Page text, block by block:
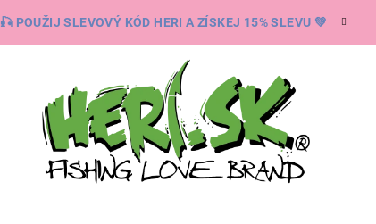
🎣 POUŽIJ SLEVOVÝ KÓD HERI A ZÍSKEJ 15% SLEVU 💚